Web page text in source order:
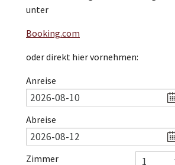
unter
Booking.com
oder direkt hier vornehmen:
Anreise
Abreise
Zimmer